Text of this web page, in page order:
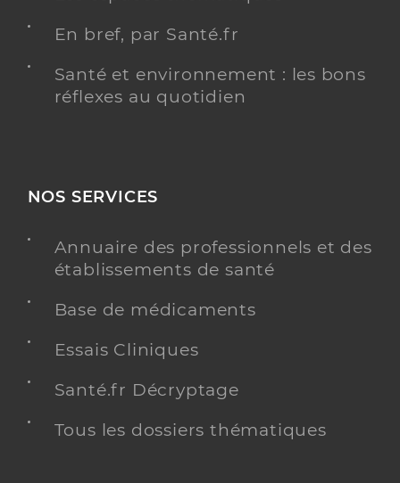
En bref, par Santé.fr
Santé et environnement : les bons
réflexes au quotidien
NOS SERVICES
Annuaire des professionnels et des
établissements de santé
Base de médicaments
Essais Cliniques
Santé.fr Décryptage
Tous les dossiers thématiques